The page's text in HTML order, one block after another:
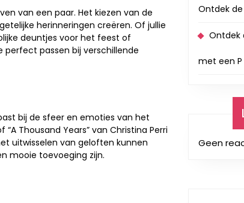
van een paar. Het kiezen van de
herinneringen creëren. Of jullie
deuntjes voor het feest of
perfect passen bij verschillende
bij de sfeer en emoties van het
Thousand Years” van Christina Perri
uitwisselen van geloften kunnen
mooie toevoeging zijn.
Ontdek
Ontdek
met een P
Geen